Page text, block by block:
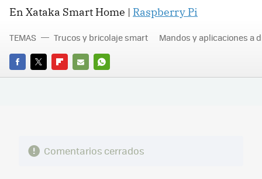
En Xataka Smart Home | Raspberry Pi
FACEBOOK
TWITTERFLIPBOARD
E-
WHATSAPP
TEMAS Trucos y bricolaje smart Mandos y aplicaciones a
Comentarios cerrados